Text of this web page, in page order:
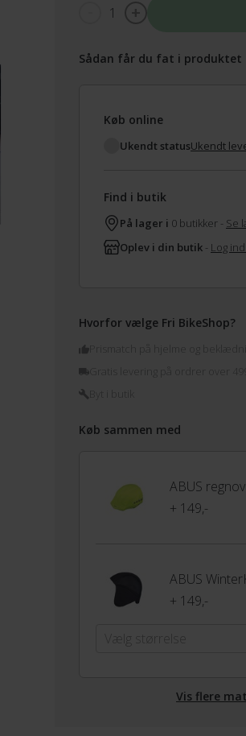
1
Sådan får du fat i produktet
Køb online
Ukendt statusUkendt
Find i butik
På lager i 0 butikker - Se
Oplev i din butik - Log
Hvorfor vælge Fri BikeShop?
Prismatch på hjelme og
Køb sammen med
ABUS
+ 149,-
ABUS
+ 149,-
Vælg størrelse
Vis flere